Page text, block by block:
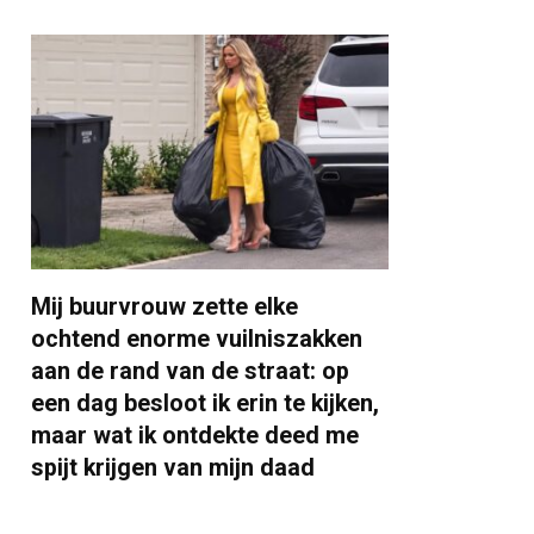
Mij buurvrouw zette elke
ochtend enorme vuilniszakken
aan de rand van de straat: op
een dag besloot ik erin te kijken,
maar wat ik ontdekte deed me
spijt krijgen van mijn daad